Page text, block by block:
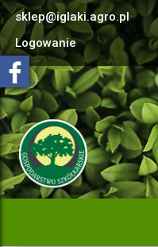
sklep@iglaki.agro.pl
Logowanie